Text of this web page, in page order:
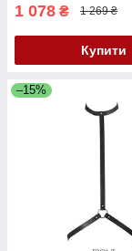
1 078 ₴ 1 269 ₴
Купити
–15%